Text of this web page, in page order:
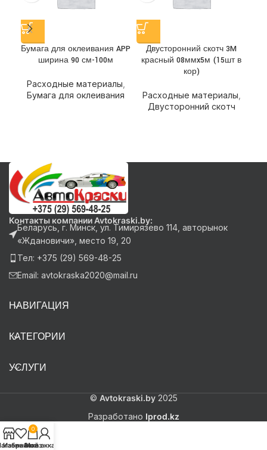
Бумага для оклеивания APP
ширина 90 см-100м
Расходные материалы
Бумага для оклеивания
Двусторонний скотч 3M
красный 08ммx5м (15шт в
кор)
Расходные материалы
Двусторонний скотч
Контакты компании Avtokraski.by:
Беларусь, г. Минск, ул. Тимирязево 114, авторынок
«Ждановичи», место 19, 20
Тел: +375 (29) 569-48-25
Email: avtokraska2020@mail.ru
НАВИГАЦИЯ
КАТЕГОРИИ
УСЛУГИ
© Avtokraski.by2025
Разработано Iprod.kz
Избранное
0
Заказ
Мой аккаунт